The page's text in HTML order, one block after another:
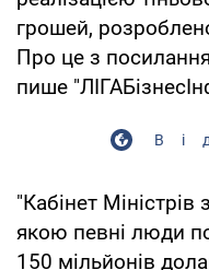
грошей,
Про це з
пише
"Кабінет Міністрів
якою певні люди
150 мільйонів